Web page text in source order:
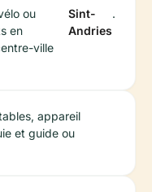
ou
en
ville
Sint-
Andries
.
appareil
et guide ou